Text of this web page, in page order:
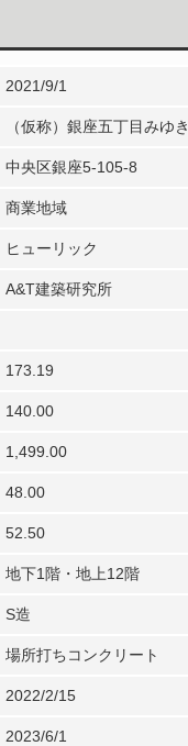
2021/9/1
（仮称）銀座五丁目みゆ
中央区銀座5-105-8
商業地域
ヒューリック
A&T建築研究所
173.19
140.00
1,499.00
48.00
52.50
地下1階・地上12階
S造
場所打ちコンクリート
2022/2/15
2023/6/1